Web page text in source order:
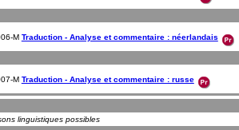
M Traduction - Analyse et commentaire : néerlandais
M Traduction - Analyse et commentaire : russe
linguistiques possibles